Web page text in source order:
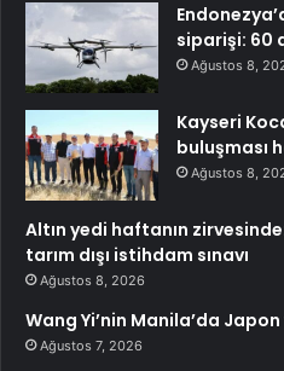
siparişi: 60
Ağustos 8,
Kayseri
buluşması
Ağustos 8,
Altın yedi haftanın
tarım dışı istihdam sınavı
Ağustos 8, 2026
Wang Yi’nin Manila’da
Ağustos 7, 2026